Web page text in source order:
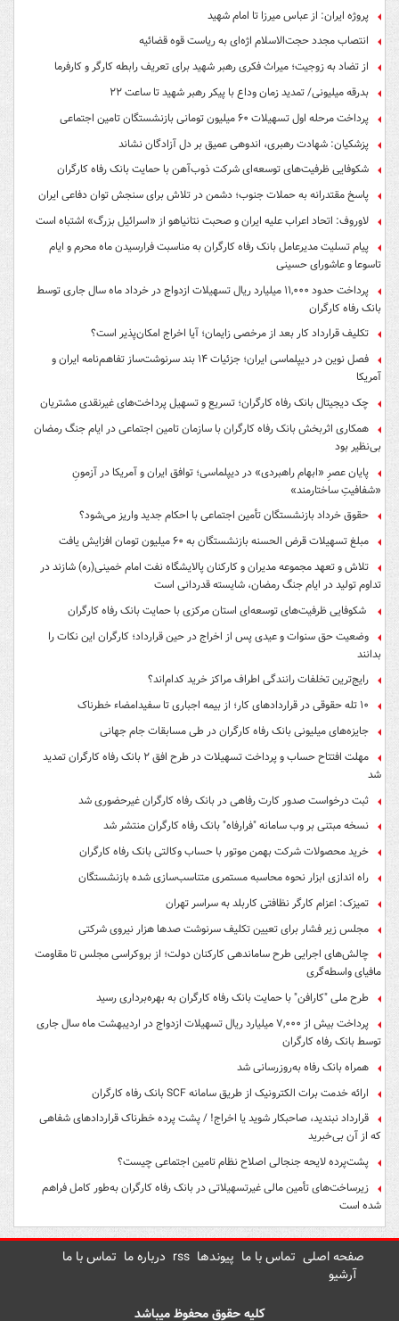
پروژه ایران: از عباس میرزا تا امام شهید
انتصاب مجدد حجت‌الاسلام اژه‌ای به ریاست قوه‌ قضائیه
از تضاد به زوجیت؛ میراث فکری رهبر شهید برای تعریف رابطه کارگر و کارفرما
بدرقه میلیونی/ تمدید زمان وداع با پیکر رهبر شهید تا ساعت ۲۲
پرداخت مرحله اول تسهیلات ۶۰ میلیون تومانی بازنشستگان تامین اجتماعی
پزشکیان: شهادت رهبری، اندوهی عمیق بر دل آزادگان نشاند
شکوفایی ظرفیت‌های توسعه‌ای شرکت ذوب‌آهن با حمایت‌ بانک رفاه کارگران
پاسخ مقتدرانه به حملات جنوب؛ دشمن در تلاش برای سنجش توان دفاعی ایران
لاوروف: اتحاد اعراب علیه ایران و صحبت نتانیاهو از «اسرائیل بزرگ» اشتباه است
پیام تسلیت مدیرعامل بانک رفاه کارگران به مناسبت فرارسیدن ماه محرم و ایام
تاسوعا و عاشورای حسینی
پرداخت حدود ۱۱,۰۰۰ میلیارد ریال تسهیلات ازدواج در خرداد ماه سال جاری توسط
بانک رفاه کارگران
تکلیف قرارداد کار بعد از مرخصی زایمان؛ آیا اخراج امکان‌پذیر است؟
فصل نوین در دیپلماسی ایران؛ جزئیات ۱۴ بند سرنوشت‌ساز تفاهم‌نامه ایران و
آمریکا
چک دیجیتال بانک رفاه کارگران؛ تسریع و تسهیل پرداخت‌های غیرنقدی مشتریان
همکاری اثربخش بانک رفاه کارگران با سازمان تامین اجتماعی در ایام جنگ رمضان
بی‌نظیر بود
پایان عصرِ «ابهام راهبردی» در دیپلماسی؛ توافق ایران و آمریکا در آزمونِ
«شفافیتِ ساختارمند»
حقوق خرداد بازنشستگان تأمین اجتماعی با احکام جدید واریز می‌شود؟
مبلغ تسهیلات قرض الحسنه بازنشستگان به ۶۰ میلیون تومان افزایش یافت
تلاش و تعهد مجموعه مدیران و کارکنان پالایشگاه نفت امام خمینی(ره) شازند در
تداوم تولید در ایام جنگ رمضان، شایسته قدردانی است
شکوفایی ظرفیت‌های توسعه‌ای استان مرکزی با حمایت بانک رفاه کارگران
وضعیت حق سنوات و عیدی پس از اخراج در حین قرارداد؛ کارگران این نکات را
بدانند
رایج‌ترین تخلفات رانندگی اطراف مراکز خرید کدام‌اند؟
۱۰ تله حقوقی در قراردادهای کار؛ از بیمه اجباری تا سفیدامضاء خطرناک
جایزه‌های میلیونی بانک رفاه کارگران در طی مسابقات جام جهانی
مهلت افتتاح حساب و پرداخت تسهیلات در طرح افق ۲ بانک رفاه کارگران تمدید
شد
ثبت درخواست صدور کارت رفاهی در بانک رفاه کارگران غیرحضوری شد
نسخه مبتنی بر وب سامانه "فرارفاه" بانک رفاه کارگران منتشر شد
خرید محصولات شرکت بهمن موتور با حساب وکالتی بانک رفاه کارگران
راه اندازی ابزار نحوه محاسبه مستمری متناسب‌سازی شده بازنشستگان
تمیزک: اعزام کارگر نظافتی کاربلد به سراسر تهران
مجلس زیر فشار برای تعیین تکلیف سرنوشت صدها هزار نیروی شرکتی
چالش‌های اجرایی طرح ساماندهی کارکنان دولت؛ از بروکراسی مجلس تا مقاومت
مافیای واسطه‌گری
طرح ملی "کارافن" با حمایت بانک رفاه کارگران به بهره‌برداری رسید
پرداخت بیش از ۷,۰۰۰ میلیارد ریال تسهیلات ازدواج در اردیبهشت ماه سال جاری
توسط بانک رفاه کارگران
همراه بانک رفاه به‌روزرسانی شد
ارائه خدمت برات الکترونیک از طریق سامانه SCF بانک رفاه کارگران
قرارداد نبندید، صاحبکار شوید یا اخراج! / پشت پرده خطرناک قراردادهای شفاهی
که از آن بی‌خبرید
پشت‌پرده لایحه جنجالی اصلاح نظام تامین اجتماعی چیست؟
زیرساخت‌های تأمین مالی غیرتسهیلاتی در بانک رفاه کارگران به‌طور کامل فراهم
شده است
صفحه اصلی تماس با ما پیوندها rss درباره ما تماس با ما
آرشیو
کلیه حقوق محفوظ میباشد